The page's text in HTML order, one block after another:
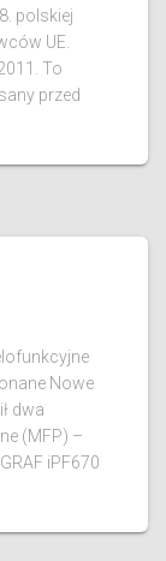
polskiej
UE.
To
przed
Nowe
dwa
(MFP) –
iPF670